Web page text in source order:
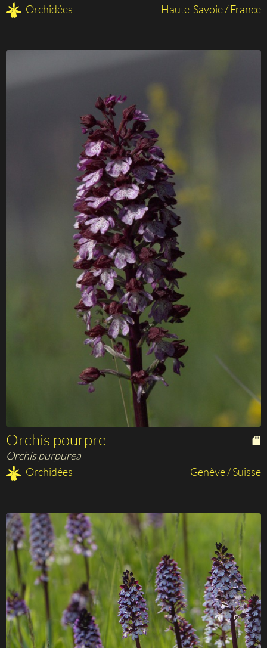
Orchidées
Haute-Savoie / France
Orchis pourpre
Orchis purpurea
Orchidées
Genève / Suisse